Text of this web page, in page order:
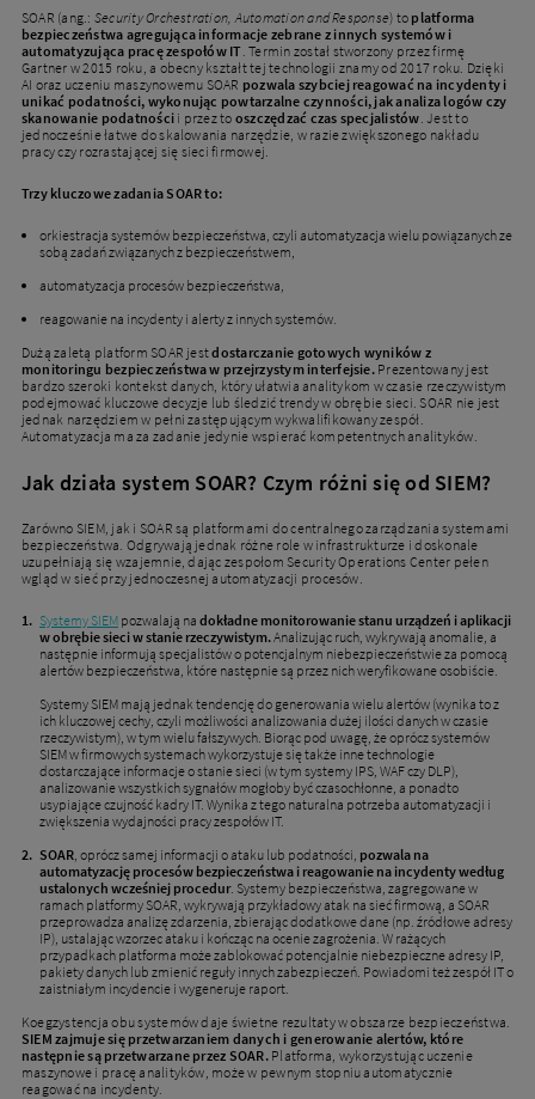
SOAR (ang.: Security Orchestration, Automation and Response) to platforma
bezpieczeństwa agregująca informacje zebrane z innych systemów i
automatyzująca pracę zespołów IT . Termin został stworzony przez firmę
Gartner w 2015 roku, a obecny kształt tej technologii znamy od 2017 roku. Dzięki
AI oraz uczeniu maszynowemu SOAR pozwala szybciej reagować na incydenty i
unikać podatności, wykonując powtarzalne czynności, jak analiza logów czy
skanowanie podatności i przez to oszczędzać czas specjalistów . Jest to
jednocześnie łatwe do skalowania narzędzie, w razie zwiększonego nakładu
pracy czy rozrastającej się sieci firmowej.
Trzy kluczowe zadania SOAR to:
orkiestracja systemów bezpieczeństwa, czyli automatyzacja wielu powiązanych ze
sobą zadań związanych z bezpieczeństwem,
automatyzacja procesów bezpieczeństwa,
reagowanie na incydenty i alerty z innych systemów.
Dużą zaletą platform SOAR jestdostarczanie gotowych wyników z
monitoringu bezpieczeństwa w przejrzystym interfejsie.Prezentowany jest
bardzo szeroki kontekst danych, który ułatwia analitykom w czasie rzeczywistym
podejmować kluczowe decyzje lub śledzić trendy w obrębie sieci. SOAR nie jest
jednak narzędziem w pełni zastępującym wykwalifikowany zespół.
Automatyzacja ma za zadanie jedynie wspierać kompetentnych analityków.
Jak działa system SOAR? Czym różni się od SIEM?
Zarówno SIEM, jak i SOAR są platformami do centralnego zarządzania systemami
bezpieczeństwa. Odgrywają jednak różne role w infrastrukturze i doskonale
uzupełniają się wzajemnie, dając zespołom Security Operations Center pełen
wgląd w sieć przy jednoczesnej automatyzacji procesów.
Systemy SIEM pozwalają na dokładne monitorowanie stanu urządzeń i aplikacji
w obrębie sieci w stanie rzeczywistym.Analizując ruch, wykrywają anomalie, a
następnie informują specjalistów o potencjalnym niebezpieczeństwie za pomocą
alertów bezpieczeństwa, które następnie są przez nich weryfikowane osobiście.
Systemy SIEM mają jednak tendencję do generowania wielu alertów (wynika to z
ich kluczowej cechy, czyli możliwości analizowania dużej ilości danych w czasie
rzeczywistym), w tym wielu fałszywych. Biorąc pod uwagę, że oprócz systemów
SIEM w firmowych systemach wykorzystuje się także inne technologie
dostarczające informacje o stanie sieci (w tym systemy IPS, WAF czy DLP),
analizowanie wszystkich sygnałów mogłoby być czasochłonne, a ponadto
usypiające czujność kadry IT. Wynika z tego naturalna potrzeba automatyzacji i
zwiększenia wydajności pracy zespołów IT.
SOAR , oprócz samej informacji o ataku lub podatności, pozwala na
automatyzację procesów bezpieczeństwa i reagowanie na incydenty według
ustalonych wcześniej procedur. Systemy bezpieczeństwa, zagregowane w
ramach platformy SOAR, wykrywają przykładowy atak na sieć firmową, a SOAR
przeprowadza analizę zdarzenia, zbierając dodatkowe dane (np. źródłowe adresy
IP), ustalając wzorzec ataku i kończąc na ocenie zagrożenia. W rażących
przypadkach platforma może zablokować potencjalnie niebezpieczne adresy IP,
pakiety danych lub zmienić reguły innych zabezpieczeń. Powiadomi też zespół IT o
zaistniałym incydencie i wygeneruje raport.
Koegzystencja obu systemów daje świetne rezultaty w obszarze bezpieczeństwa.
SIEM zajmuje się przetwarzaniem danych i generowanie alertów, które
następnie są przetwarzane przez SOAR.Platforma, wykorzystując uczenie
maszynowe i pracę analityków, może w pewnym stopniu automatycznie
reagować na incydenty.